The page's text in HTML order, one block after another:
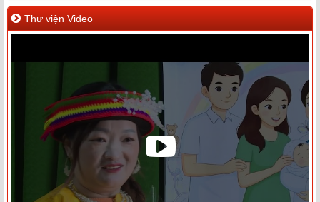
Thư viện Video